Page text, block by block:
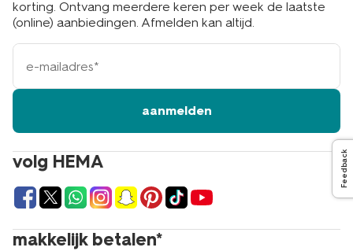
volg HEMA
makkelijk betalen*
korting. Ontvang meerdere keren per week de laatste
(online) aanbiedingen. Afmelden kan altijd.
e-
mailadres
aanmelden
Feedback